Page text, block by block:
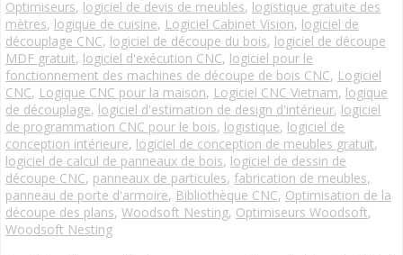
Optimiseurs, logiciel de devis de meubles, logistique gratuite des
mètres, logique de cuisine, Logiciel Cabinet Vision, logiciel de
découplage CNC, logiciel de découpe du bois, logiciel de découpe
MDF gratuit, logiciel d'exécution CNC, logiciel pour le
fonctionnement des machines de découpe de bois CNC, Logiciel
CNC, Logique CNC pour la maison, Logiciel CNC Vietnam, logique
de découplage, logiciel d'estimation de design d'intérieur, logiciel
de programmation CNC pour le bois, logistique, logiciel de
conception intérieure, logiciel de conception de meubles gratuit,
logiciel de calcul de panneaux de bois, logiciel de dessin de
découpe CNC, panneaux de particules, fabrication de meubles,
panneau de porte d'armoire, Bibliothèque CNC, Optimisation de la
découpe des plans, Woodsoft Nesting, Optimiseurs Woodsoft,
Woodsoft Nesting